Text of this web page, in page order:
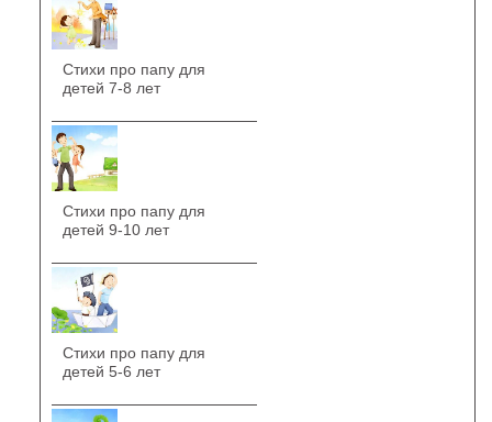
Стихи про папу для
детей 7-8 лет
Стихи про папу для
детей 9-10 лет
Стихи про папу для
детей 5-6 лет